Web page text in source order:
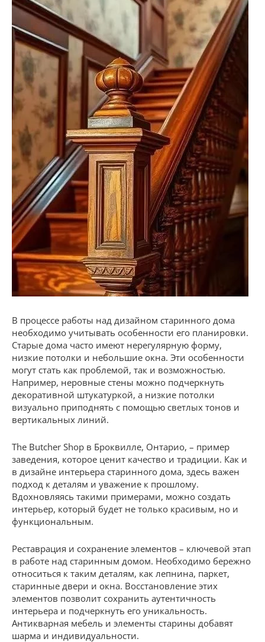
В процессе работы над дизайном старинного дома
необходимо учитывать особенности его планировки.
Старые дома часто имеют нерегулярную форму,
низкие потолки и небольшие окна. Эти особенности
могут стать как проблемой, так и возможностью.
Например, неровные стены можно подчеркнуть
декоративной штукатуркой, а низкие потолки
визуально приподнять с помощью светлых тонов и
вертикальных линий.
The Butcher Shop в Броквилле, Онтарио, – пример
заведения, которое ценит качество и традиции. Как и
в дизайне интерьера старинного дома, здесь важен
подход к деталям и уважение к прошлому.
Вдохновляясь такими примерами, можно создать
интерьер, который будет не только красивым, но и
функциональным.
Реставрация и сохранение элементов – ключевой этап
в работе над старинным домом. Необходимо бережно
относиться к таким деталям, как лепнина, паркет,
старинные двери и окна. Восстановление этих
элементов позволит сохранить аутентичность
интерьера и подчеркнуть его уникальность.
Антикварная мебель и элементы старины добавят
шарма и индивидуальности.